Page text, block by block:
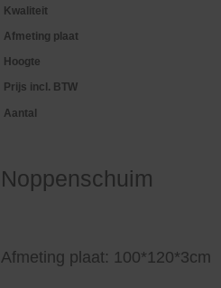
Kwaliteit
Afmeting plaat
Hoogte
Prijs incl. BTW
Aantal
Noppenschuim
Afmeting plaat: 100*120*3cm